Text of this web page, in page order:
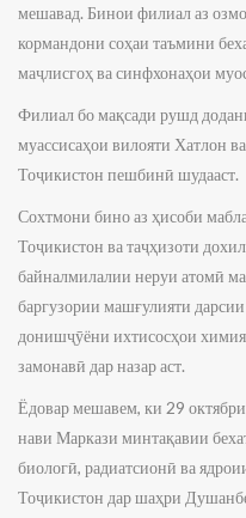
мешавад. Бинои филиал аз
кормандони соҳаи таъмини
маҷлисгоҳ ва синфхонаҳои
Филиал бо мақсади рушд
муассисаҳои вилояти Хатлон
Тоҷикистон пешбинӣ шудааст.
Сохтмони бино аз ҳисоби
Тоҷикистон ва таҷҳизоти
байналмилалии неруи атомӣ
баргузории машғулияти
донишҷӯёни ихтисосҳои
замонавӣ дар назар аст.
Ёдовар мешавем, ки 29
нави Маркази минтақавии
биологӣ, радиатсионӣ ва
Тоҷикистон дар шаҳри